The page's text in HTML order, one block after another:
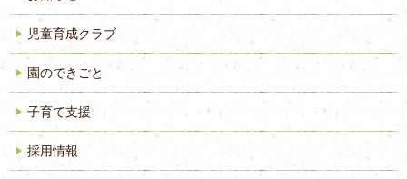
児童育成クラブ
園のできごと
子育て支援
採用情報